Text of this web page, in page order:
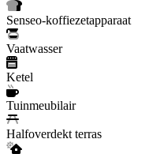
Senseo-koffiezetapparaat
Vaatwasser
Ketel
Tuinmeubilair
Halfoverdekt terras